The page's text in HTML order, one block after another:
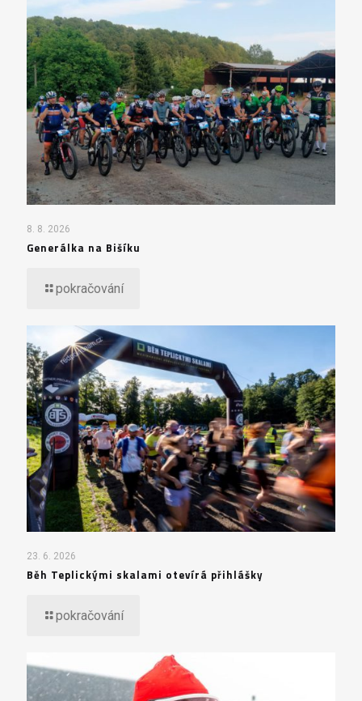
8. 8. 2026
Generálka na Bišíku
pokračování
23. 6. 2026
Běh Teplickými skalami otevírá přihlášky
pokračování